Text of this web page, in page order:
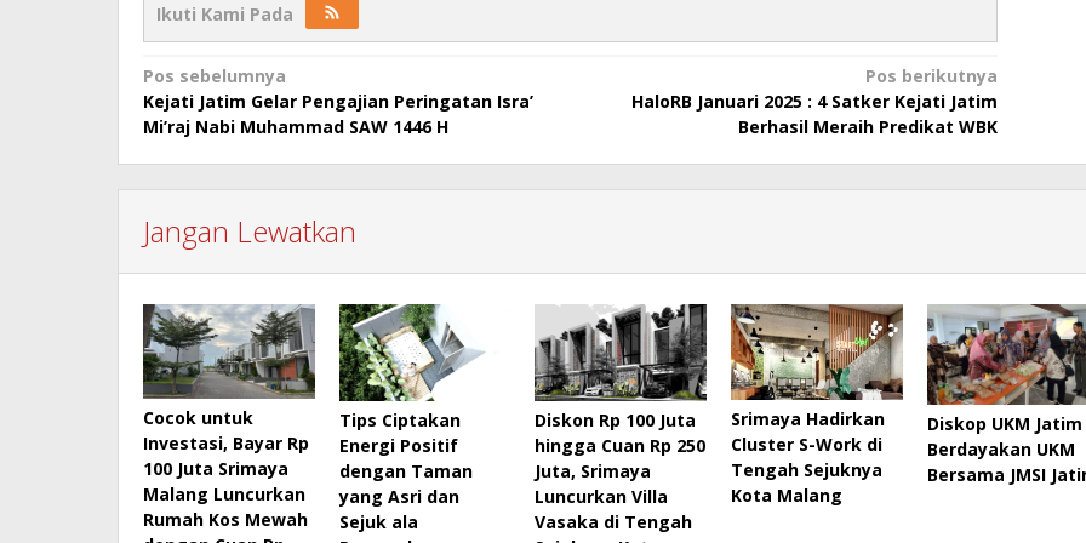
Ikuti Kami Pada
Navigasi
pos
Pos sebelumnya
Kejati Jatim Gelar Pengajian Peringatan Isra’
Mi’raj Nabi Muhammad SAW 1446 H
Pos berikutnya
HaloRB Januari 2025 : 4 Satker Kejati Jatim
Berhasil Meraih Predikat WBK
Jangan Lewatkan
Cocok untuk
Investasi, Bayar Rp
100 Juta Srimaya
Malang Luncurkan
Rumah Kos Mewah
Tips Ciptakan
Energi Positif
dengan Taman
yang Asri dan
Sejuk ala
Diskon Rp 100 Juta
hingga Cuan Rp 250
Juta, Srimaya
Luncurkan Villa
Vasaka di Tengah
Srimaya Hadirkan
Cluster S-Work di
Tengah Sejuknya
Kota Malang
Diskop UKM Jatim
Berdayakan UKM
Bersama JMSI